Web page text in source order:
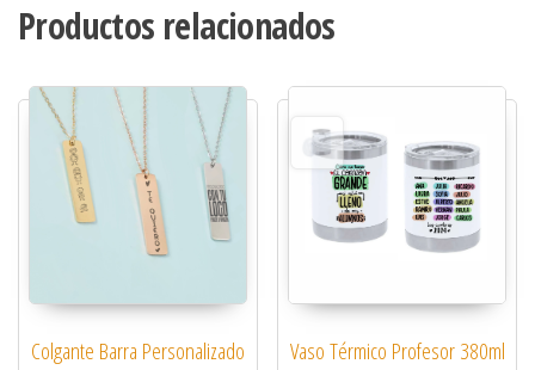
Productos relacionados
Colgante Barra Personalizado
Vaso Térmico Profesor 380ml